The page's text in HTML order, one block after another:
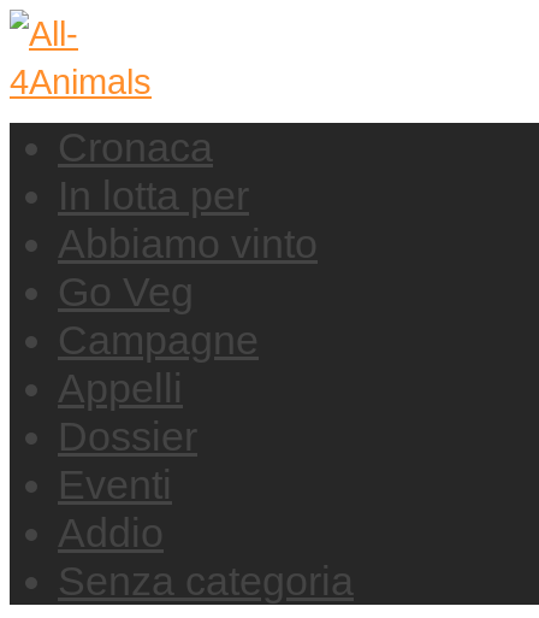
Cronaca
In lotta per
Abbiamo vinto
Go Veg
Campagne
Appelli
Dossier
Eventi
Addio
Senza categoria